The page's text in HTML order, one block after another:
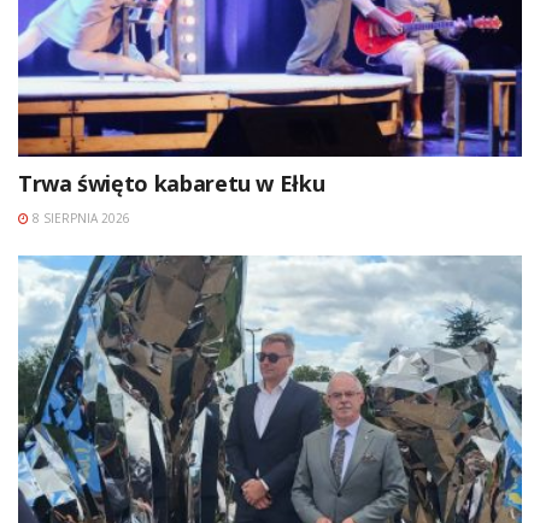
Trwa święto kabaretu w Ełku
8 SIERPNIA 2026